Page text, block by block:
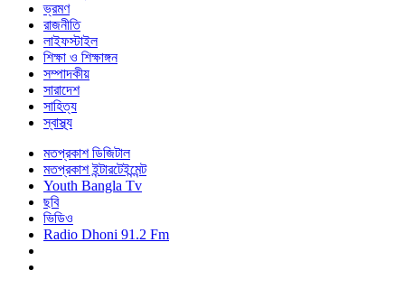
ভ্রমণ
রাজনীতি
লাইফস্টাইল
শিক্ষা ও শিক্ষাঙ্গন
সম্পাদকীয়
সারাদেশ
সাহিত্য
স্বাস্থ্য
মতপ্রকাশ ডিজিটাল
মতপ্রকাশ ইন্টারটেইন্মেন্ট
Youth Bangla Tv
ছবি
ভিডিও
Radio Dhoni 91.2 Fm